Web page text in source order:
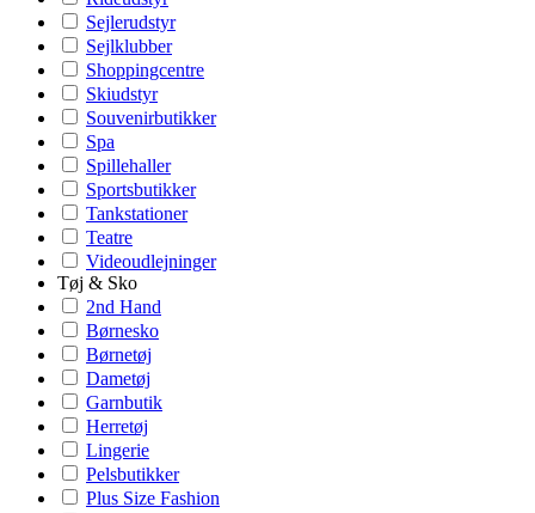
Sejlerudstyr
Sejlklubber
Shoppingcentre
Skiudstyr
Souvenirbutikker
Spa
Spillehaller
Sportsbutikker
Tankstationer
Teatre
Videoudlejninger
Tøj & Sko
2nd Hand
Børnesko
Børnetøj
Dametøj
Garnbutik
Herretøj
Lingerie
Pelsbutikker
Plus Size Fashion